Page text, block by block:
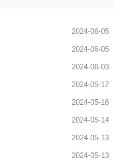
2024-06-05
2024-06-05
2024-06-03
2024-05-17
2024-05-16
2024-05-14
2024-05-13
2024-05-13